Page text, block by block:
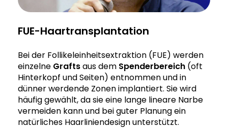
FUE-Haartransplantation
Bei der Follikeleinheitsextraktion (FUE) werden
einzelne Graftsaus dem Spenderbereich (oft
Hinterkopf und Seiten) entnommen und in
dünner werdende Zonen implantiert. Sie wird
häufig gewählt, da sie eine lange lineare Narbe
vermeiden kann und bei guter Planung ein
natürliches Haarliniendesign unterstützt.